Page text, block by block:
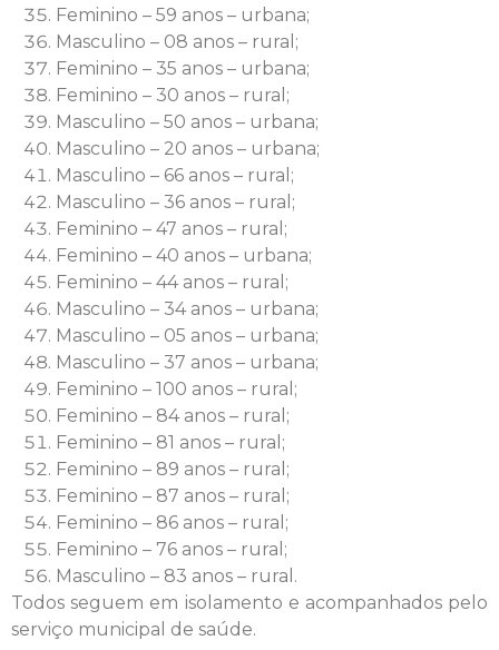
Feminino – 59 anos – urbana;
Masculino – 08 anos – rural;
Feminino – 35 anos – urbana;
Feminino – 30 anos – rural;
Masculino – 50 anos – urbana;
Masculino – 20 anos – urbana;
Masculino – 66 anos – rural;
Masculino – 36 anos – rural;
Feminino – 47 anos – rural;
Feminino – 40 anos – urbana;
Feminino – 44 anos – rural;
Masculino – 34 anos – urbana;
Masculino – 05 anos – urbana;
Masculino – 37 anos – urbana;
Feminino – 100 anos – rural;
Feminino – 84 anos – rural;
Feminino – 81 anos – rural;
Feminino – 89 anos – rural;
Feminino – 87 anos – rural;
Feminino – 86 anos – rural;
Feminino – 76 anos – rural;
Masculino – 83 anos – rural.
Todos seguem em isolamento e acompanhados pelo
serviço municipal de saúde.